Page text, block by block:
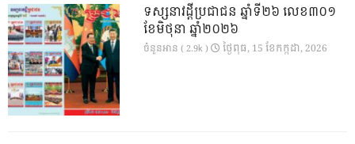
ទស្សនាវដ្ដីប្រជាជន ឆ្នាំទី២៦ លេខ៣០១
ខែមិថុនា ឆ្នាំ២០២៦
ចំនួនអាន ( 2.9k ) ថ្ងៃ​ពុធ, 15 ខែ​កក្កដា, 2026